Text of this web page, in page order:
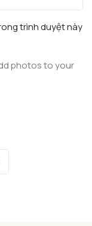
trình duyệt này
photos to your